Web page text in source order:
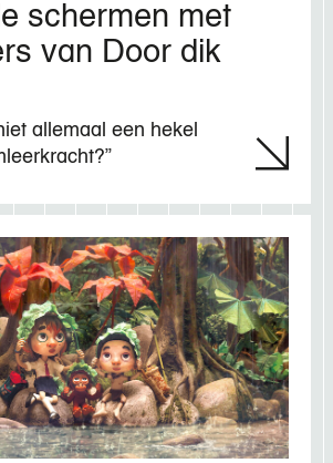
schermen met
van Door dik
allemaal een hekel